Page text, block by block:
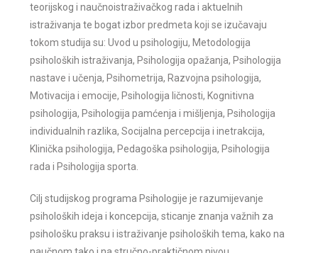
teorijskog i naučnoistraživačkog rada i aktuelnih
istraživanja te bogat izborpredmeta koji se izučavaju
tokom studija su: Uvod u psihologiju, Metodologija
psiholoških istraživanja, Psihologija opažanja, Psihologija
nastave i učenja, Psihometrija, Razvojna psihologija,
Motivacija i emocije, Psihologija ličnosti, Kognitivna
psihologija, Psihologija pamćenja i mišljenja, Psihologija
individualnih razlika, Socijalna percepcija i inetrakcija,
Klinička psihologija, Pedagoška psihologija, Psihologija
rada i Psihologija sporta.
Cilj studijskog programa Psihologije je razumijevanje
psiholoških ideja i koncepcija, sticanje znanja važnih za
psihološku praksu i istraživanje psiholoških tema, kako na